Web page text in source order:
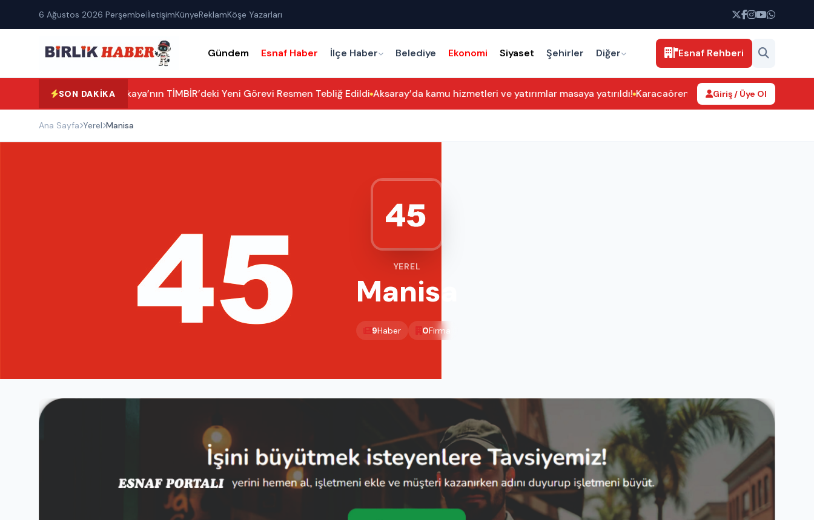
6 Ağustos 2026 Perşembe|İletişimKünyeReklamKöşe Yazarları
Gündem Esnaf Haber İlçe Haber Belediye Ekonomi Siyaset Şehirler Diğer Esnaf Rehberi
SON DAKIKA
Yaşar Sarıkaya’nın TİMBİR’deki Yeni Görevi Resmen Tebliğ Edildi Aksaray’da kamu hizmetleri ve yatırımlar masaya yatırıldı! Karacaören Köyü’nün Su Sorununa
Giriş / Üye Ol
Ana Sayfa Yerel Manisa
YEREL
Manisa
9Haber 0Firma